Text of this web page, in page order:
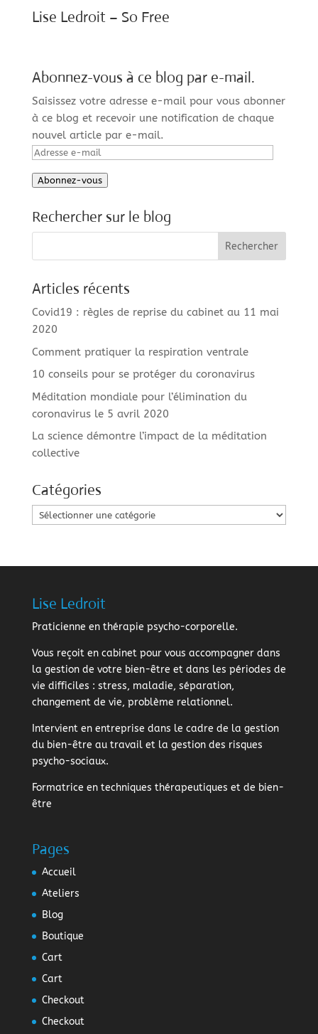
Lise Ledroit – So Free
Abonnez-vous à ce blog par e-mail.
Saisissez votre adresse e-mail pour vous abonner
à ce blog et recevoir une notification de chaque
nouvel article par e-mail.
Adresse
mail
Abonnez-vous
Rechercher sur le blog
Articles récents
Covid19 : règles de reprise du cabinet au 11 mai
2020
Comment pratiquer la respiration ventrale
10 conseils pour se protéger du coronavirus
Méditation mondiale pour l’élimination du
coronavirus le 5 avril 2020
La science démontre l’impact de la méditation
collective
Catégories
Catégories
Lise Ledroit
Praticienne en thérapie psycho-corporelle.
Vous reçoit en cabinet pour vous accompagner dans
la gestion de votre bien-être et dans les périodes de
vie difficiles : stress, maladie, séparation,
changement de vie, problème relationnel.
Intervient en entreprise dans le cadre de la gestion
du bien-être au travail et la gestion des risques
psycho-sociaux.
Formatrice en techniques thérapeutiques et de bien-
être
Pages
Accueil
Ateliers
Blog
Boutique
Cart
Cart
Checkout
Checkout